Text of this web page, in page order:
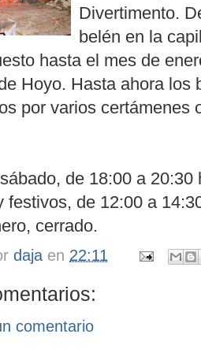
Divertimento.
belén en la
hasta el mes de
Hoyo. Hasta ahora los
por varios certámenes
de 18:00 a 20:30
festivos, de 12:00 a
cerrado.
daja en 22:11
comentario